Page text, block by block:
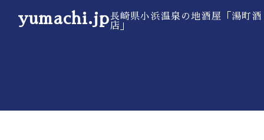
yumachi.jp長崎県小浜温泉の地酒屋「湯町酒
店」